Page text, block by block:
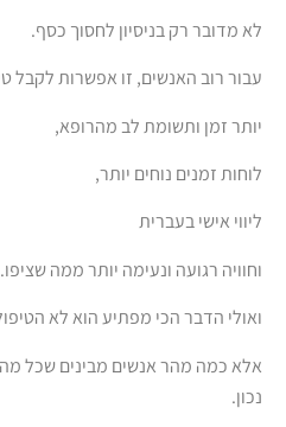
לא מדובר רק בניסיון לחסוך כסף.
עבור רוב האנשים, זו אפשרות לקבל
יותר זמן ותשומת לב מהרופא,
לוחות זמנים נוחים יותר,
ליווי אישי בעברית
וחוויה רגועה ונעימה יותר ממה שציפו.
ואולי הדבר הכי מפתיע הוא לא
אלא כמה מהר אנשים מבינים שכל
נכון.